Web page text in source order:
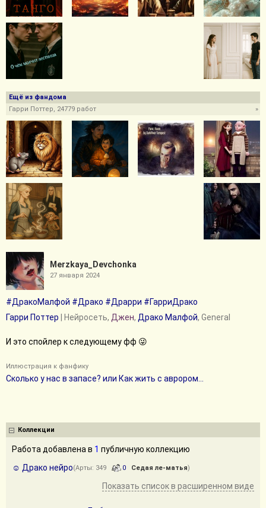
Merzkaya_Devchonka
27 января 2024
#ДракоМалфой #Драко #Драрри #ГарриДрако
Гарри Поттер | Нейросеть, Джен, Драко Малфой, General
И это спойлер к следующему фф 😜
Иллюстрация к фанфику
Сколько у нас в запасе? или Как жить с аврором...
Коллекции
Работа добавлена в 1 публичную коллекцию
☺️ Драко нейро(Арты: 349 0 Седая ле-матья)
Показать список в расширенном виде
Ещё из фандома
»
Гарри Поттер, 24779 работ